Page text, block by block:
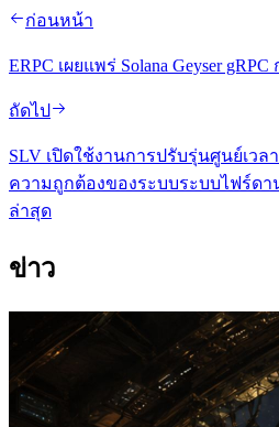
ก่อนหน้า
ERPC เผยแพร่ Solana Geyser
ถัดไป
SLV เปิดใช้งานการปรับรุ่นศูนย์เวล
ความถูกต้องของระบบระบบไฟร์ดา
ล่าสุด
ข่าว